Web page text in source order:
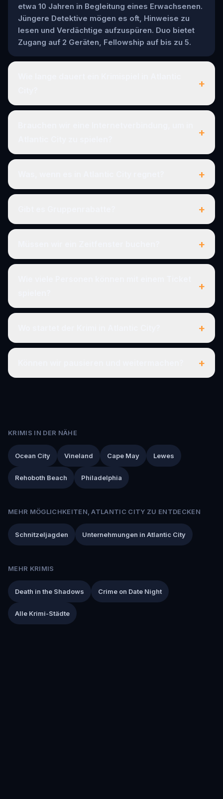
etwa 10 Jahren in Begleitung eines Erwachsenen.
Jüngere Detektive mögen es oft, Hinweise zu
lesen und Verdächtige aufzuspüren. Duo bietet
Zugang auf 2 Geräten, Fellowship auf bis zu 5.
+
+
+
+
+
+
+
+
KRIMIS IN DER NÄHE
Ocean City Vineland Cape May Lewes
Rehoboth Beach Philadelphia
MEHR MÖGLICHKEITEN, ATLANTIC CITY ZU ENTDECKEN
Schnitzeljagden Unternehmungen in Atlantic City
MEHR KRIMIS
Death in the Shadows Crime on Date Night
Alle Krimi-Städte